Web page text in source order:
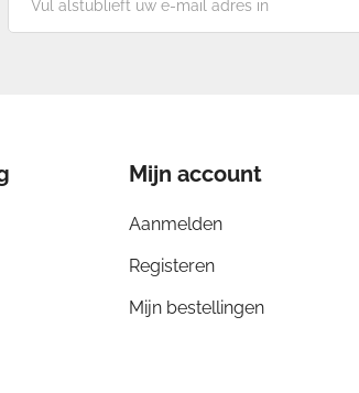
in
Mijn account
Aanmelden
Registeren
Mijn bestellingen